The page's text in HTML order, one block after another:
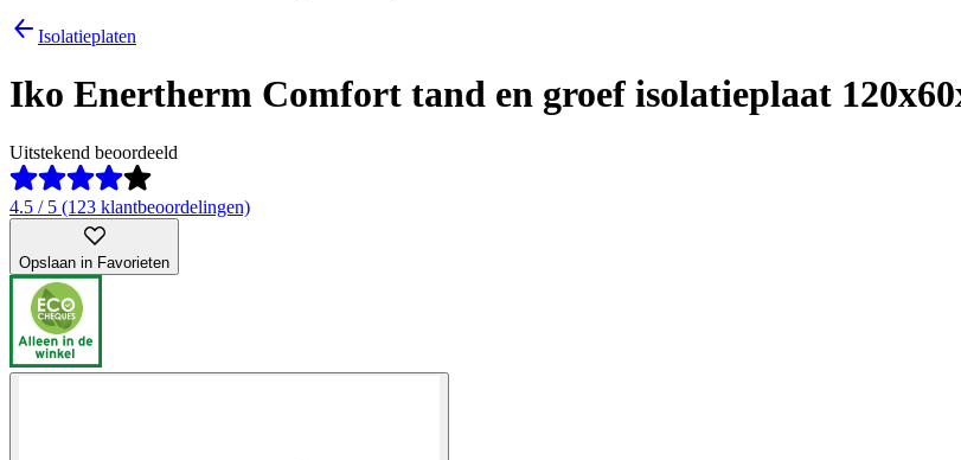
Isolatieplaten
Iko Enertherm Comfort tand en groef isolatieplaat
Uitstekend beoordeeld
4.5 / 5 (123 klantbeoordelingen)
Opslaan in Favorieten